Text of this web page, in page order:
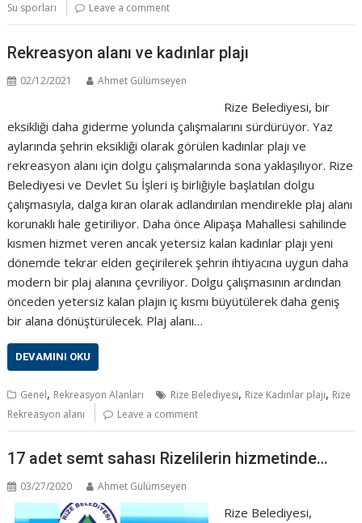
Su sporları Leave a comment
Rekreasyon alanı ve kadınlar plajı
02/12/2021 Ahmet Gülümseyen
Rize Belediyesi, bir
eksikliği daha giderme yolunda çalışmalarını sürdürüyor. Yaz
aylarında şehrin eksikliği olarak görülen kadınlar plajı ve
rekreasyon alanı için dolgu çalışmalarında sona yaklaşılıyor. Rize
Belediyesi ve Devlet Su İşleri iş birliğiyle başlatılan dolgu
çalışmasıyla, dalga kıran olarak adlandırılan mendirekle plaj alanı
korunaklı hale getiriliyor. Daha önce Alipaşa Mahallesi sahilinde
kısmen hizmet veren ancak yetersiz kalan kadınlar plajı yeni
dönemde tekrar elden geçirilerek şehrin ihtiyacına uygun daha
modern bir plaj alanına çevriliyor. Dolgu çalışmasının ardından
önceden yetersiz kalan plajın iç kısmı büyütülerek daha geniş
bir alana dönüştürülecek. Plaj alanı…
DEVAMINI OKU
Genel, Rekreasyon Alanları Rize Belediyesi, Rize Kadınlar plajı, Rize
Rekreasyon alanı
Leave a comment
17 adet semt sahası Rizelilerin hizmetinde…
03/27/2020 Ahmet Gülümseyen
Rize Belediyesi,